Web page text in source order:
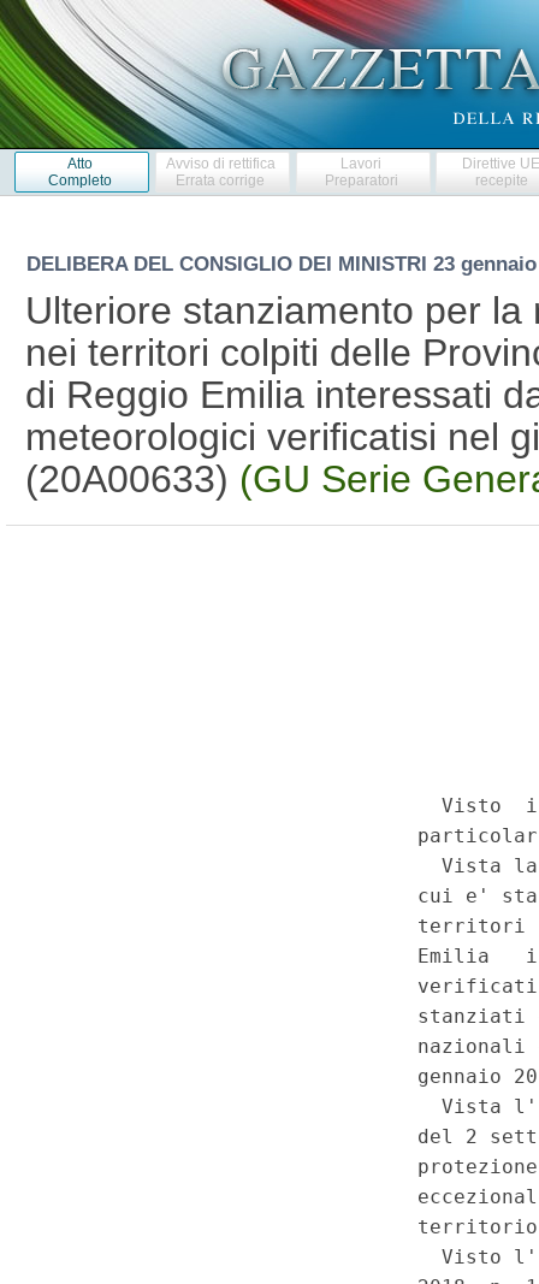
Atto
Completo
Avviso di rettifica
Errata corrige
Lavori
Preparatori
Direttive
recepite
DELIBERA DEL CONSIGLIO DEI MINISTRI 23
Ulteriore stanziamento per
nei territori colpiti delle
di Reggio Emilia interessati
meteorologici verificatisi nel
(20A00633) (GU Serie